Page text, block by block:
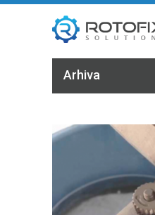
Arhiva